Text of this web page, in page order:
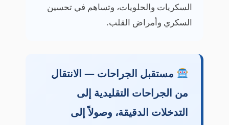
السكريات والحلويات، وتساهم في تحسين
السكري وأمراض القلب.
مستقبل الجراحات — الانتقال
من الجراحات التقليدية إلى
التدخلات الدقيقة، وصولاً إلى